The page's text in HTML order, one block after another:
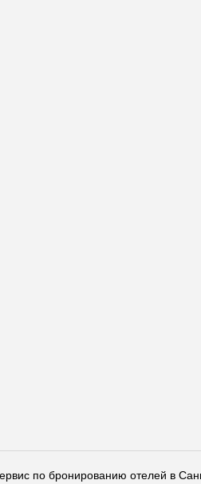
по бронированию отелей в